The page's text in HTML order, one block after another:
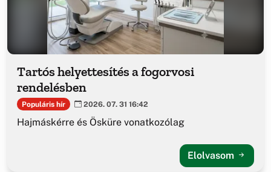
Tartós helyettesítés a fogorvosi
rendelésben
Populáris hír 2026. 07. 31 16:42
Hajmáskérre és Ösküre vonatkozólag
Elolvasom